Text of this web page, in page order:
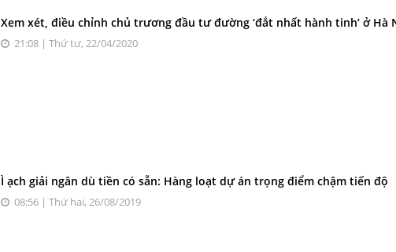
Xem xét, điều chỉnh chủ trương đầu tư đường ‘đắt nhất hành tinh’ ở Hà
21:08 | Thứ tư, 22/04/2020
Ì ạch giải ngân dù tiền có sẵn: Hàng loạt dự án trọng điểm chậm tiến độ
08:56 | Thứ hai, 26/08/2019